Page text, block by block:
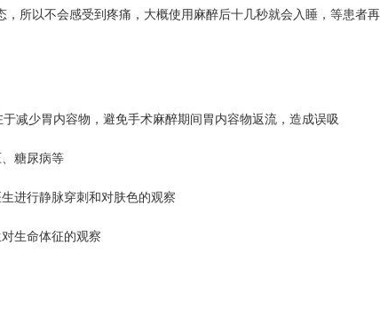
所以不会感受到疼痛，大概使用麻醉后十几秒就会入睡，等患者再
减少胃内容物，避免手术麻醉期间胃内容物返流，造成误吸
糖尿病等
进行静脉穿刺和对肤色的观察
生命体征的观察